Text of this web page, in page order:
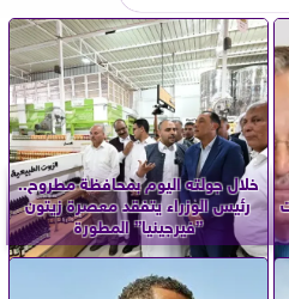
خلال جولته اليوم بمحافظة مطروح..
رئيس الوزراء يتفقد معصرة زيتون
”فيرجينيا” المطورة